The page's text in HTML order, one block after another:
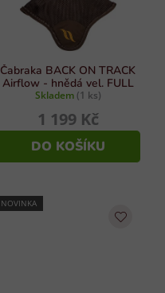
Čabraka BACK ON TRACK
Airflow - hnědá vel. FULL
Skladem (1 ks)
1 199 Kč
DO KOŠÍKU
NOVINKA